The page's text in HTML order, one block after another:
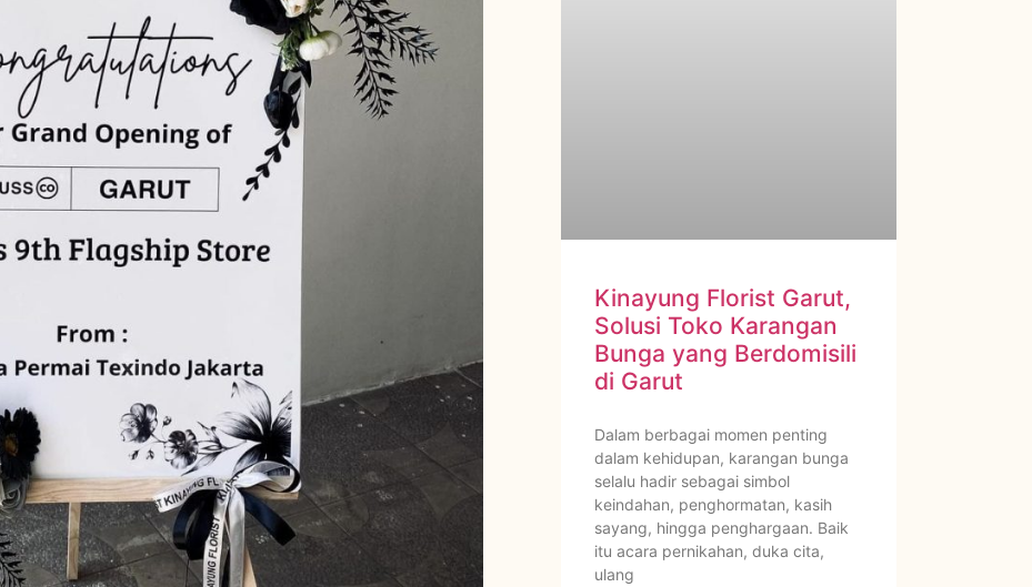
Kinayung Florist Garut,
Solusi Toko Karangan
Bunga yang Berdomisili
di Garut
Dalam berbagai momen penting
dalam kehidupan, karangan bunga
selalu hadir sebagai simbol
keindahan, penghormatan, kasih
sayang, hingga penghargaan. Baik
itu acara pernikahan, duka cita,
ulang